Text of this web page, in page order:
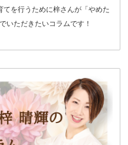
を行うために梓さんが「やめた
いただきたいコラムです！